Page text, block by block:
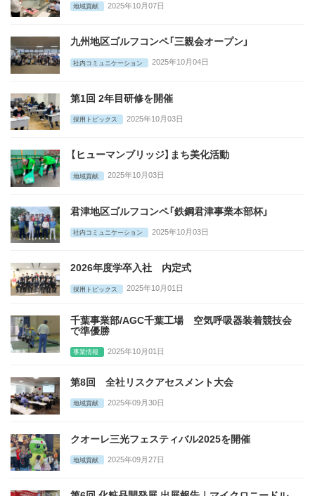
地域貢献 2025年10月07日
九州地区ゴルフコンペ「三親会オープン」
社内コミュニケーション 2025年10月04日
第1回 2年目研修を開催
採用トピックス 2025年10月03日
【ヒューマンブリッジ】まち美化活動
地域貢献 2025年10月03日
君津地区ゴルフコンペ「鉄鋼君津事業本部杯」
社内コミュニケーション 2025年10月03日
2026年度学卒入社 内定式
採用トピックス 2025年10月01日
千葉事業部/AGC千葉工場 空気呼吸器装着競技会
で準優勝
事業情報 2025年10月01日
第8回 全社リスクアセスメント大会
地域貢献 2025年09月30日
クオーレ三光フェスティバル2025を開催
地域貢献 2025年09月27日